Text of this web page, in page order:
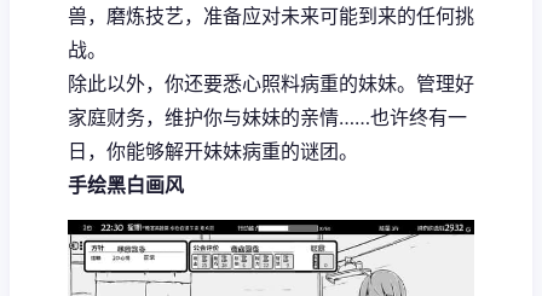
兽，磨炼技艺，准备应对未来可能到来的任何挑
战。
除此以外，你还要悉心照料病重的妹妹。管理好
家庭财务，维护你与妹妹的亲情……也许终有一
日，你能够解开妹妹病重的谜团。
手绘黑白画风